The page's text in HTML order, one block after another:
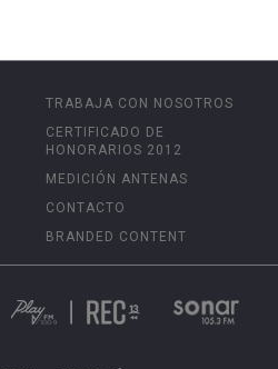
TRABAJA CON NOSOTROS
CERTIFICADO DE
HONORARIOS 2012
MEDICIÓN ANTENAS
CONTACTO
BRANDED CONTENT